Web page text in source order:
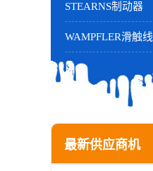
STEARNS制动器
WAMPFLER滑触线
最新供应商机